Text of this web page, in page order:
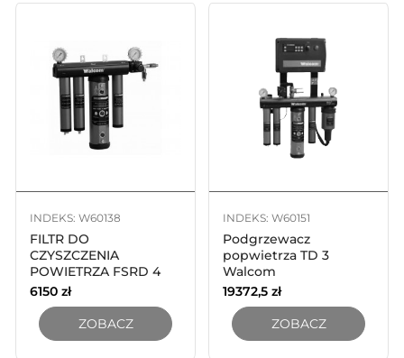
INDEKS: W60138
FILTR DO
CZYSZCZENIA
POWIETRZA FSRD 4
6150 zł
ZOBACZ
INDEKS: W60151
Podgrzewacz
popwietrza TD 3
Walcom
19372,5 zł
ZOBACZ